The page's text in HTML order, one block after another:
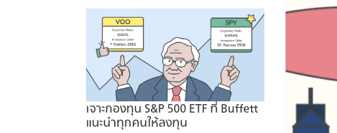
เจาะกองทุน S&P 500 ETF ที่ Buffett
แนะนำทุกคนให้ลงทุน